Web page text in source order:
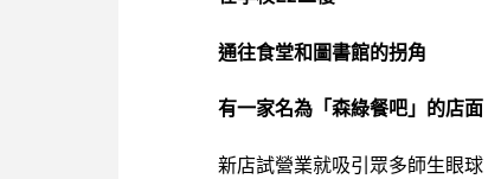
通往食堂和圖書館的拐角
有一家名為「森綠餐吧」的店面
新店試營業就吸引眾多師生眼球